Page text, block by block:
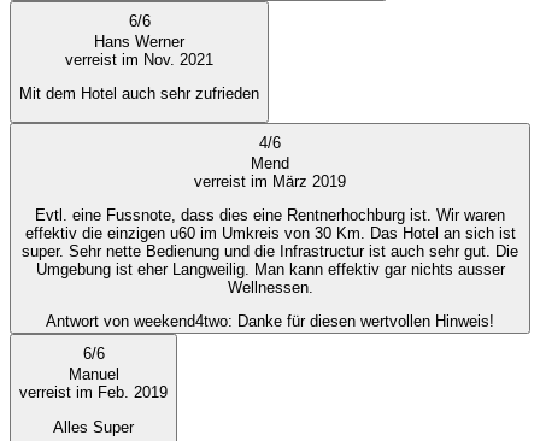
6/6
Hans Werner
verreist im Nov. 2021
Mit dem Hotel auch sehr zufrieden
4/6
Mend
verreist im März 2019
Evtl. eine Fussnote, dass dies eine Rentnerhochburg ist. Wir waren
effektiv die einzigen u60 im Umkreis von 30 Km. Das Hotel an sich ist
super. Sehr nette Bedienung und die Infrastructur ist auch sehr gut. Die
Umgebung ist eher Langweilig. Man kann effektiv gar nichts ausser
Wellnessen.
Antwort von weekend4two: Danke für diesen wertvollen Hinweis!
6/6
Manuel
verreist im Feb. 2019
Alles Super